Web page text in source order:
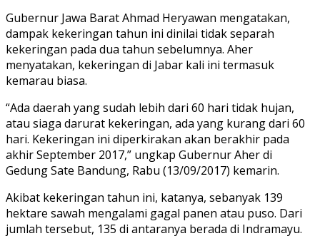
Gubernur Jawa Barat Ahmad Heryawan mengatakan,
dampak kekeringan tahun ini dinilai tidak separah
kekeringan pada dua tahun sebelumnya. Aher
menyatakan, kekeringan di Jabar kali ini termasuk
kemarau biasa.
“Ada daerah yang sudah lebih dari 60 hari tidak hujan,
atau siaga darurat kekeringan, ada yang kurang dari 60
hari. Kekeringan ini diperkirakan akan berakhir pada
akhir September 2017,” ungkap Gubernur Aher di
Gedung Sate Bandung, Rabu (13/09/2017) kemarin.
Akibat kekeringan tahun ini, katanya, sebanyak 139
hektare sawah mengalami gagal panen atau puso. Dari
jumlah tersebut, 135 di antaranya berada di Indramayu.